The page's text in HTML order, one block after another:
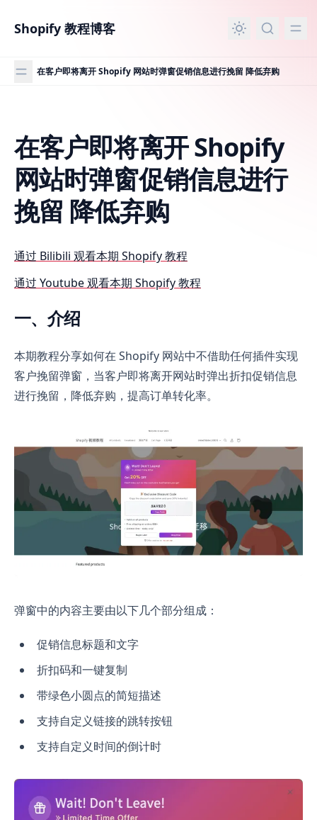
Shopify 教程博客
在客户即将离开 Shopify 网站时弹窗促销信息进行挽留 降低弃购
在客户即将离开 Shopify 网站时弹窗促销信息进行挽留 降低
在客户即将离开 Shopify
网站时弹窗促销信息进行
挽留 降低弃购
通过 Bilibili 观看本期 Shopify 教程
通过 Youtube 观看本期 Shopify 教程
一、介绍
本期教程分享如何在 Shopify 网站中不借助任何插件实现
客户挽留弹窗，当客户即将离开网站时弹出折扣促销信息
进行挽留，降低弃购，提高订单转化率。
弹窗中的内容主要由以下几个部分组成：
促销信息标题和文字
折扣码和一键复制
带绿色小圆点的简短描述
支持自定义链接的跳转按钮
支持自定义时间的倒计时